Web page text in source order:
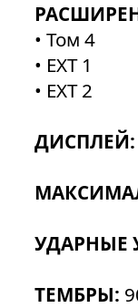
• Том 4
• EXT 1
• EXT 2
УДАРНЫЕ
ТЕМБРЫ: